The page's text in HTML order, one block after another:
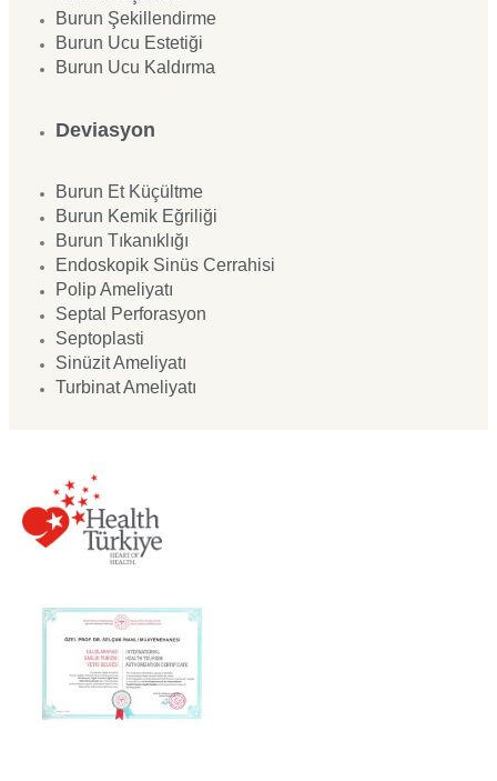
Burun Şekillendirme
Burun Ucu Estetiği
Burun Ucu Kaldırma
Deviasyon
Burun Et Küçültme
Burun Kemik Eğriliği
Burun Tıkanıklığı
Endoskopik Sinüs Cerrahisi
Polip Ameliyatı
Septal Perforasyon
Septoplasti
Sinüzit Ameliyatı
Turbinat Ameliyatı